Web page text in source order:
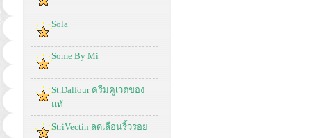
Sola
Some By Mi
St.Dalfour ครีมคูเวตของ
แท้
StriVectin ลดเลือนริ้วรอย